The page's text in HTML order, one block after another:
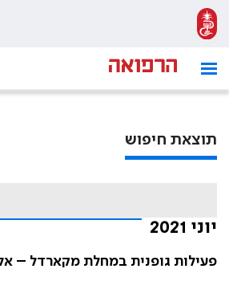
תוצאת חיפוש
יוני 2021
פעילות גופנית במחלת מקארדל –